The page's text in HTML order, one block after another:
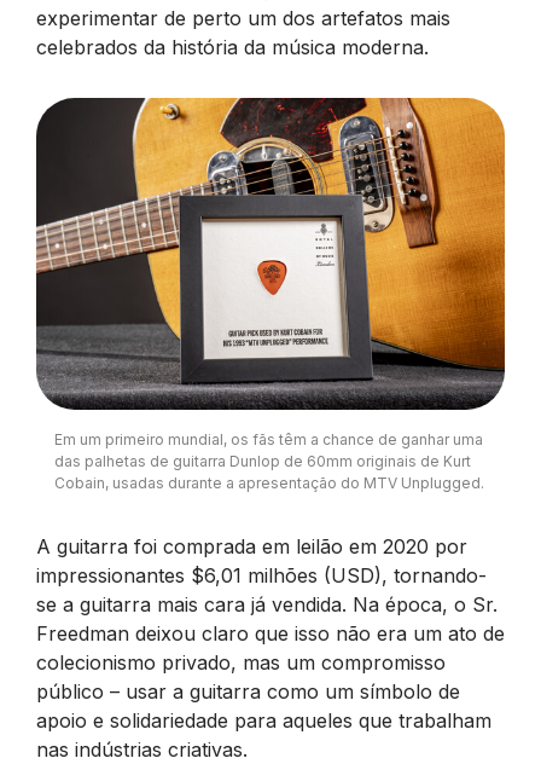
experimentar de perto um dos artefatos mais
celebrados da história da música moderna.
Em um primeiro mundial, os fãs têm a chance de ganhar uma
das palhetas de guitarra Dunlop de 60mm originais de Kurt
Cobain, usadas durante a apresentação do MTV Unplugged.
A guitarra foi comprada em leilão em 2020 por
impressionantes $6,01 milhões (USD), tornando-
se a guitarra mais cara já vendida. Na época, o Sr.
Freedman deixou claro que isso não era um ato de
colecionismo privado, mas um compromisso
público – usar a guitarra como um símbolo de
apoio e solidariedade para aqueles que trabalham
nas indústrias criativas.